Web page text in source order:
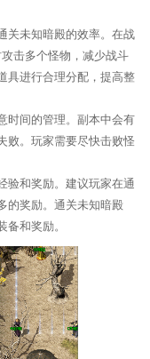
关未知暗殿的效率。在战
击多个怪物，减少战斗
具进行合理分配，提高整
时间的管理。副本中会有
败。玩家需要尽快击败怪
验和奖励。建议玩家在通
的奖励。通关未知暗殿
和奖励。